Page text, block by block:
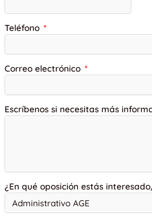
Teléfono
Correo electrónico
Escríbenos si necesitas más
¿En qué oposición estás